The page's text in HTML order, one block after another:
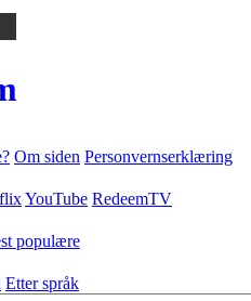
Om siden Personvernserklæring
YouTube RedeemTV
populære
Etter språk